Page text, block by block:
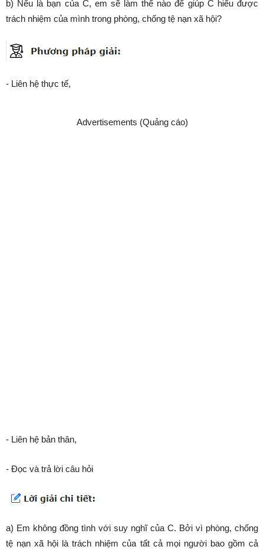
b) Nếu là bạn của C, em sẽ làm thế nào để giúp C hiểu được
trách nhiệm của mình trong phòng, chống tệ nạn xã hội?
- Liên hệ thực tế,
Advertisements (Quảng cáo)
- Liên hệ bản thân,
- Đọc và trả lời câu hỏi
a) Em không đồng tình với suy nghĩ của C. Bởi vì phòng, chống
tệ nạn xã hội là trách nhiệm của tất cả mọi người bao gồm cả